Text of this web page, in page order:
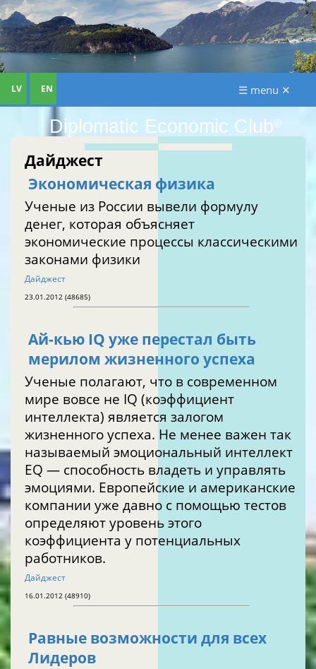
Diplomatic Economic Club®
LV EN ☰ menu ✕
Дайджест
Экономическая физика
Ученые из России вывели формулу
денег, которая объясняет
экономические процессы классическими
законами физики
Дайджест
23.01.2012 (48685)
Ай-кью IQ уже перестал быть
мерилом жизненного успеха
Ученые полагают, что в современном
мире вовсе не IQ (коэффициент
интеллекта) является залогом
жизненного успеха. Не менее важен так
называемый эмоциональный интеллект
EQ — способность владеть и управлять
эмоциями. Европейские и американские
компании уже давно с помощью тестов
определяют уровень этого
коэффициента у потенциальных
работников.
Дайджест
16.01.2012 (48910)
Равные возможности для всех
Лидеров